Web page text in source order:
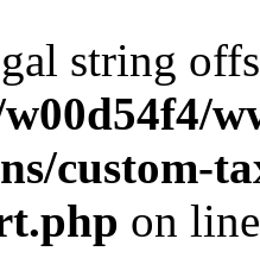
string
custom-
on